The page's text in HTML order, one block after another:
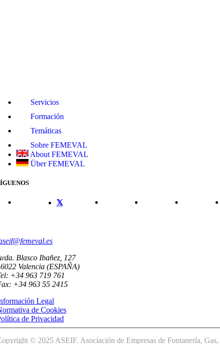
Servicios
Formación
Temáticas
Sobre FEMEVAL
About FEMEVAL
Über FEMEVAL
Blasco Ibañez, 127
Valencia (ESPAÑA)
+34 963 719 761
+34 963 55 2415
Legal
de Cookies
de Privacidad
© 2025 ASEIF. Asociación de Empresas de Fontanería, Gas,